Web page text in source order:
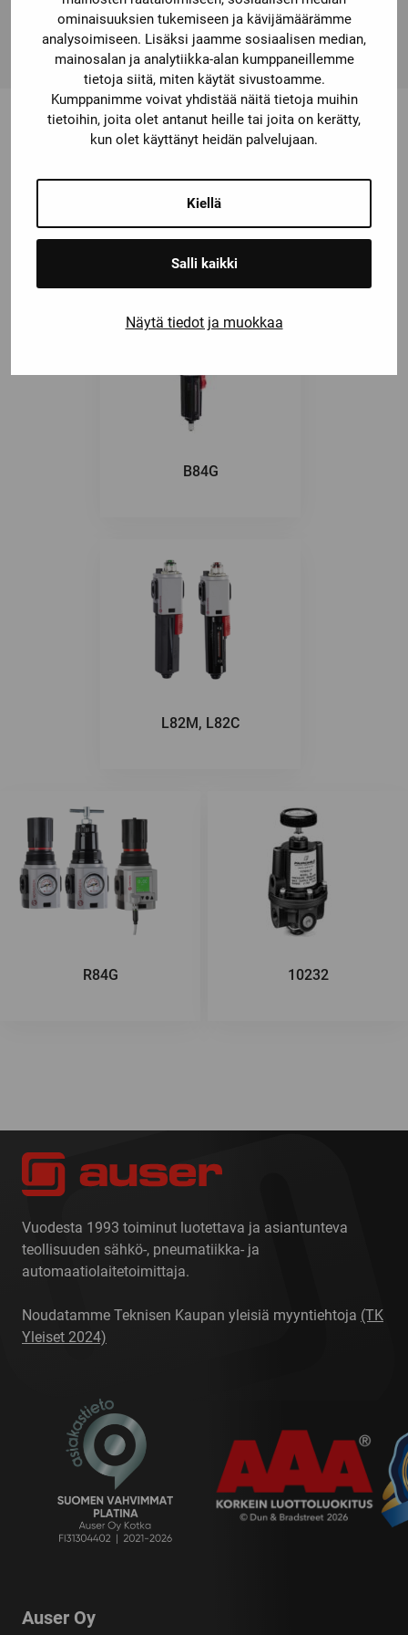
ominaisuuksien tukemiseen ja kävijämäärämme
analysoimiseen. Lisäksi jaamme sosiaalisen median,
mainosalan ja analytiikka-alan kumppaneillemme
tietoja siitä, miten käytät sivustoamme.
Kumppanimme voivat yhdistää näitä tietoja muihin
tietoihin, joita olet antanut heille tai joita on kerätty,
kun olet käyttänyt heidän palvelujaan.
Kiellä
Salli kaikki
Näytä tiedot ja muokkaa
teräsyksiköt ja tarkat ja erityiseen käyttöön tarkoitetut
paineensäätimet.
näistä
B84G
L82M, L82C
R84G 10232
Vuodesta 1993 toiminut luotettava ja asiantunteva
teollisuuden sähkö-, pneumatiikka- ja
automaatiolaitetoimittaja.
Noudatamme Teknisen Kaupan yleisiä myyntiehtoja (TK
Yleiset 2024)
Auser Oy